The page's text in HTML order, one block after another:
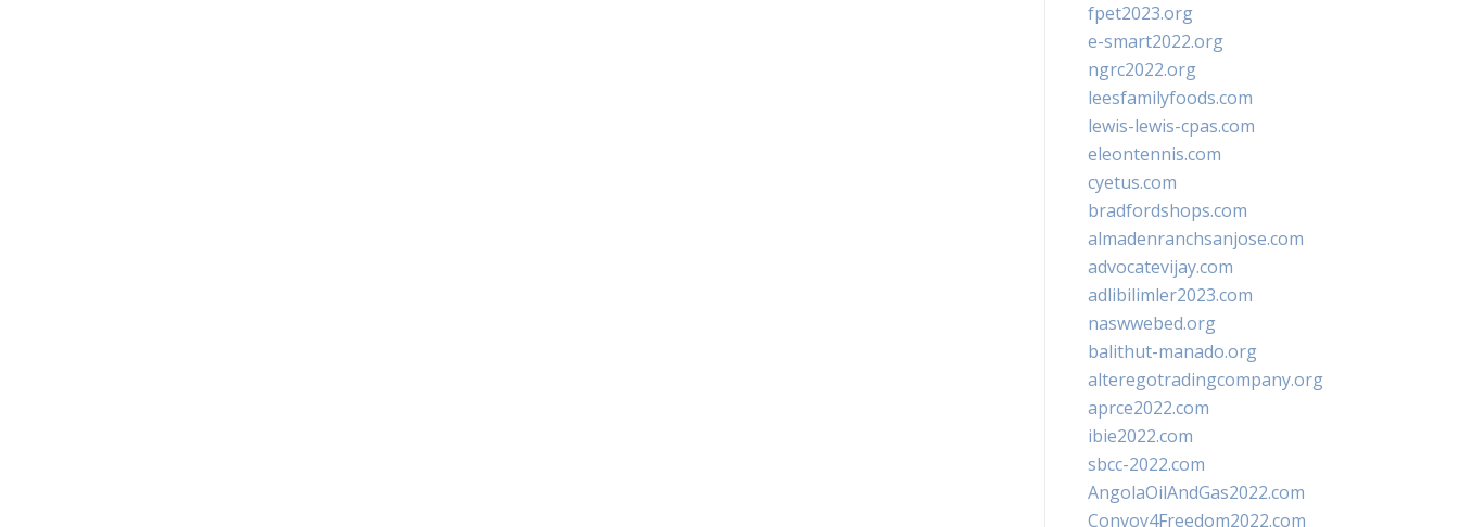
fpet2023.org
e-smart2022.org
ngrc2022.org
leesfamilyfoods.com
lewis-lewis-cpas.com
eleontennis.com
cyetus.com
bradfordshops.com
almadenranchsanjose.com
advocatevijay.com
adlibilimler2023.com
naswwebed.org
balithut-manado.org
alteregotradingcompany.org
aprce2022.com
ibie2022.com
sbcc-2022.com
AngolaOilAndGas2022.com
Convoy4Freedom2022.com